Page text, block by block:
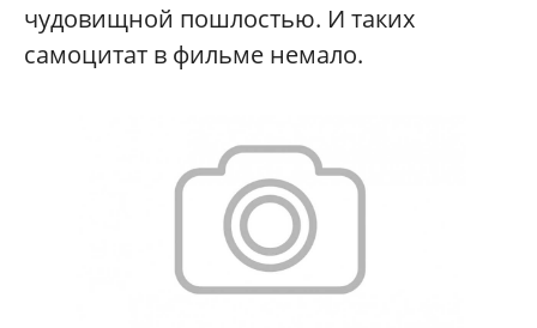
чудовищной пошлостью. И таких
самоцитат в фильме немало.